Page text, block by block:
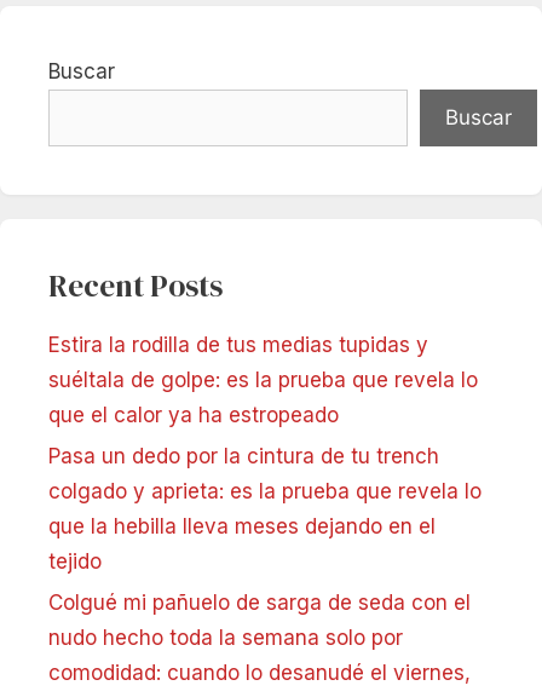
Buscar
Buscar
Recent Posts
Estira la rodilla de tus medias tupidas y
suéltala de golpe: es la prueba que revela lo
que el calor ya ha estropeado
Pasa un dedo por la cintura de tu trench
colgado y aprieta: es la prueba que revela lo
que la hebilla lleva meses dejando en el
tejido
Colgué mi pañuelo de sarga de seda con el
nudo hecho toda la semana solo por
comodidad: cuando lo desanudé el viernes,